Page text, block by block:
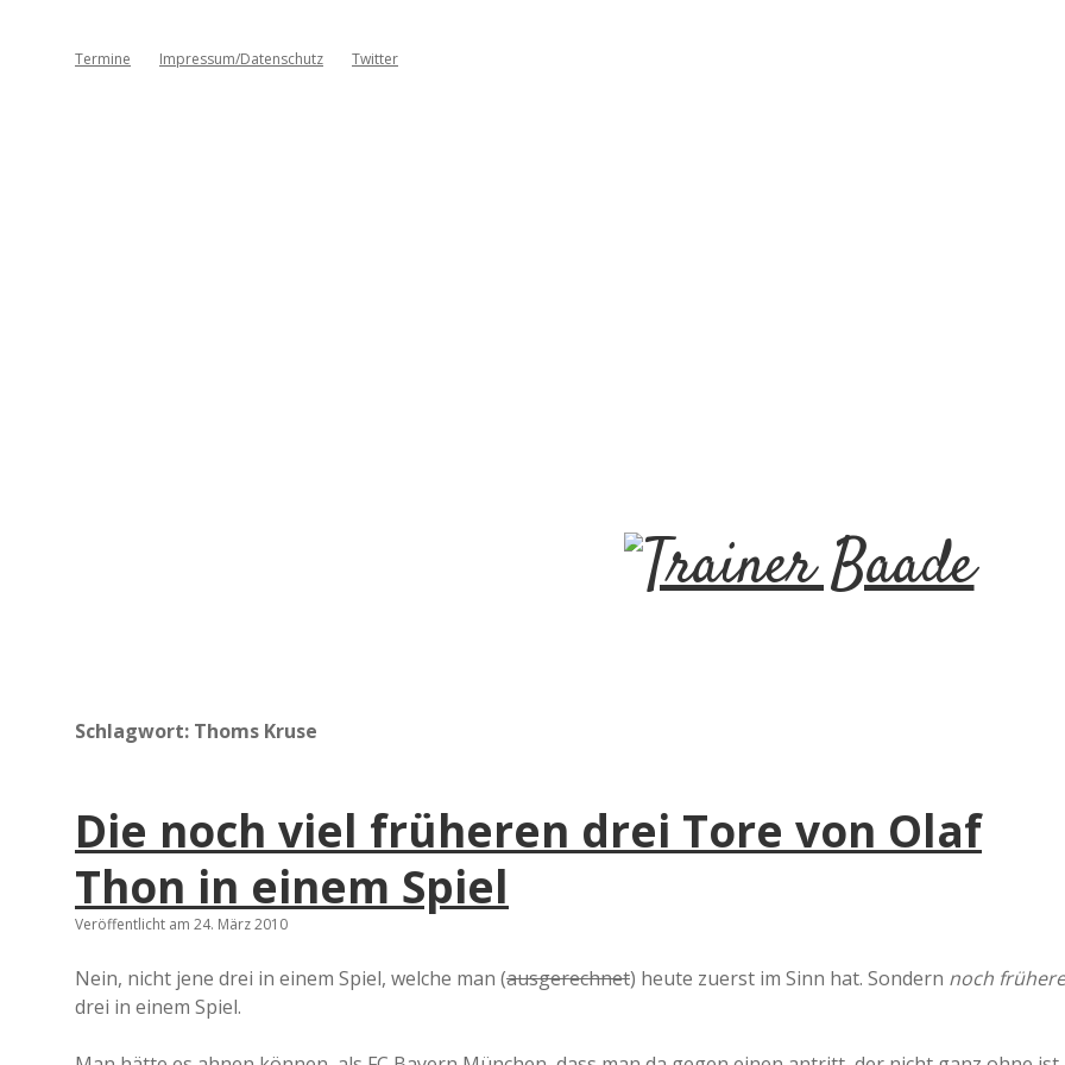
Termine Impressum/Datenschutz Twitter
T
n
r
Schlagwort: Thoms Kruse
Die noch viel früheren drei Tore von Olaf
Thon in einem Spiel
Veröffentlicht am 24. März 2010
Nein, nicht jene drei in einem Spiel, welche man (ausgerechnet) heute zuerst im Sinn hat. Sondern noch frühere
drei in einem Spiel.